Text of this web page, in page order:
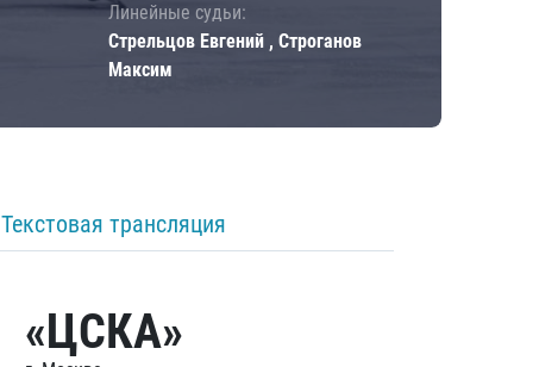
Линейные судьи:
Стрельцов Евгений , Строганов
Максим
Текстовая трансляция
«ЦСКА»